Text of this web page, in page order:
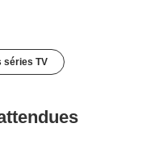
séries TV